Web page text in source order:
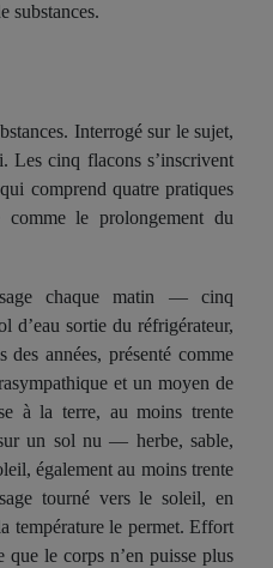
substances.
Interrogé sur le sujet,
Les cinq flacons s’inscrivent
comprend quatre pratiques
comme le prolongement du
chaque matin — cinq
d’eau sortie du réfrigérateur,
années, présenté comme
et un moyen de
à la terre, au moins trente
un sol nu — herbe, sable,
également au moins trente
tourné vers le soleil, en
température le permet. Effort
que le corps n’en puisse plus